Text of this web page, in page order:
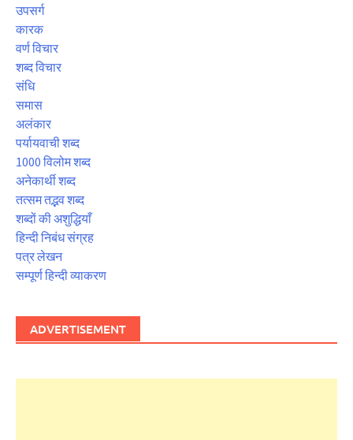
उपसर्ग
कारक
वर्ण विचार
शब्द विचार
संधि
समास
अलंकार
पर्यायवाची शब्द
1000 विलोम शब्द
अनेकार्थी शब्द
तत्सम तद्भव शब्द
शब्दों की अशुद्धियाँ
हिन्दी निबंध संग्रह
पत्र लेखन
सम्पूर्ण हिन्दी व्याकरण
ADVERTISEMENT